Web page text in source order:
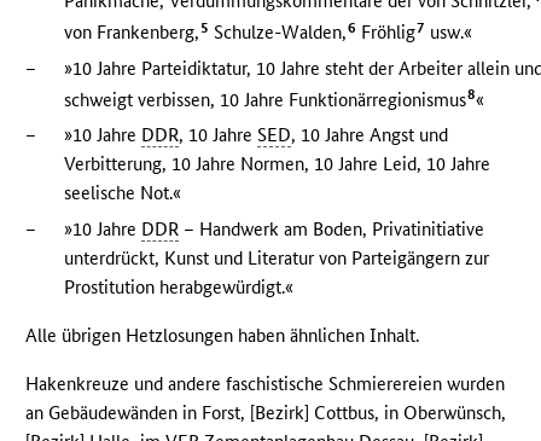
von Frankenberg, 5 Schulze-Walden,6 Fröhlig7 usw.«
–
»10 Jahre Parteidiktatur, 10 Jahre steht der Arbeiter allein
schweigt verbissen, 10 Jahre Funktionärregionismus8«
–
»10 Jahre DDR, 10 JahreSED, 10 Jahre Angst und
Verbitterung, 10 Jahre Normen, 10 Jahre Leid, 10 Jahre
seelische Not.«
–
»10 Jahre DDR – Handwerk am Boden, Privatinitiative
unterdrückt, Kunst und Literatur von Parteigängern zur
Prostitution herabgewürdigt.«
Alle übrigen Hetzlosungen haben ähnlichen Inhalt.
Hakenkreuze und andere faschistische Schmierereien wurden
an Gebäudewänden in Forst, [Bezirk] Cottbus, in Oberwünsch,